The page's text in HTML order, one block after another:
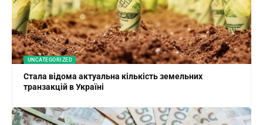
UNCATEGORIZED
Стала відома актуальна кількість земельних
транзакцій в Україні